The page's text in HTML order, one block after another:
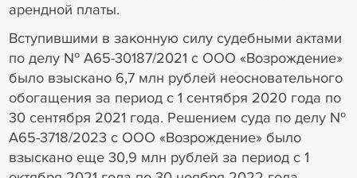
арендной платы.
Вступившими в законную силу судебными актами
по делу № А65-30187/2021 с ООО «Возрождение»
было взыскано 6,7 млн рублей неосновательного
обогащения за период с 1 сентября 2020 года по
30 сентября 2021 года. Решением суда по делу №
А65-3718/2023 с ООО «Возрождение» было
взыскано еще 30,9 млн рублей за период с 1